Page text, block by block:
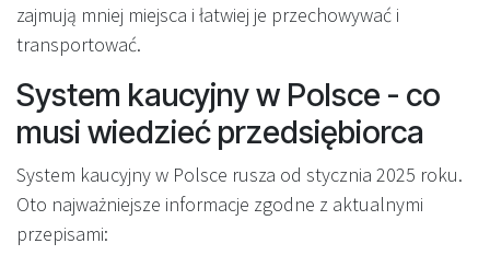
zajmują mniej miejsca i łatwiej je przechowywać i
transportować.
System kaucyjny w Polsce - co
musi wiedzieć przedsiębiorca
System kaucyjny w Polsce rusza od stycznia 2025 roku.
Oto najważniejsze informacje zgodne z aktualnymi
przepisami: